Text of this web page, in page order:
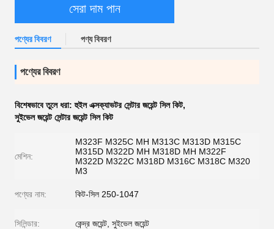
সেরা দাম পান
পণ্যের বিবরণ পণ্য বিবরণ
পণ্যের বিবরণ
বিশেষভাবে তুলে ধরা:হুইল এক্সক্যাভটর সেন্টার জয়েন্ট সিল কিট,
সুইভেল জয়েন্ট সেন্টার জয়েন্ট সিল কিট
মেশিন:
M323F M325C MH M313C M313D M315C
M315D M322D MH M318D MH M322F
M322D M322C M318D M316C M318C M320
M3
পণ্যের নাম: কিট-সিল 250-1047
সিলিন্ডার: কেন্দ্র জয়েন্ট, সুইভেল জয়েন্ট